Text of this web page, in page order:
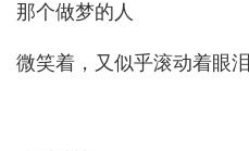
那个做梦的人
微笑着，又似乎滚动着眼泪